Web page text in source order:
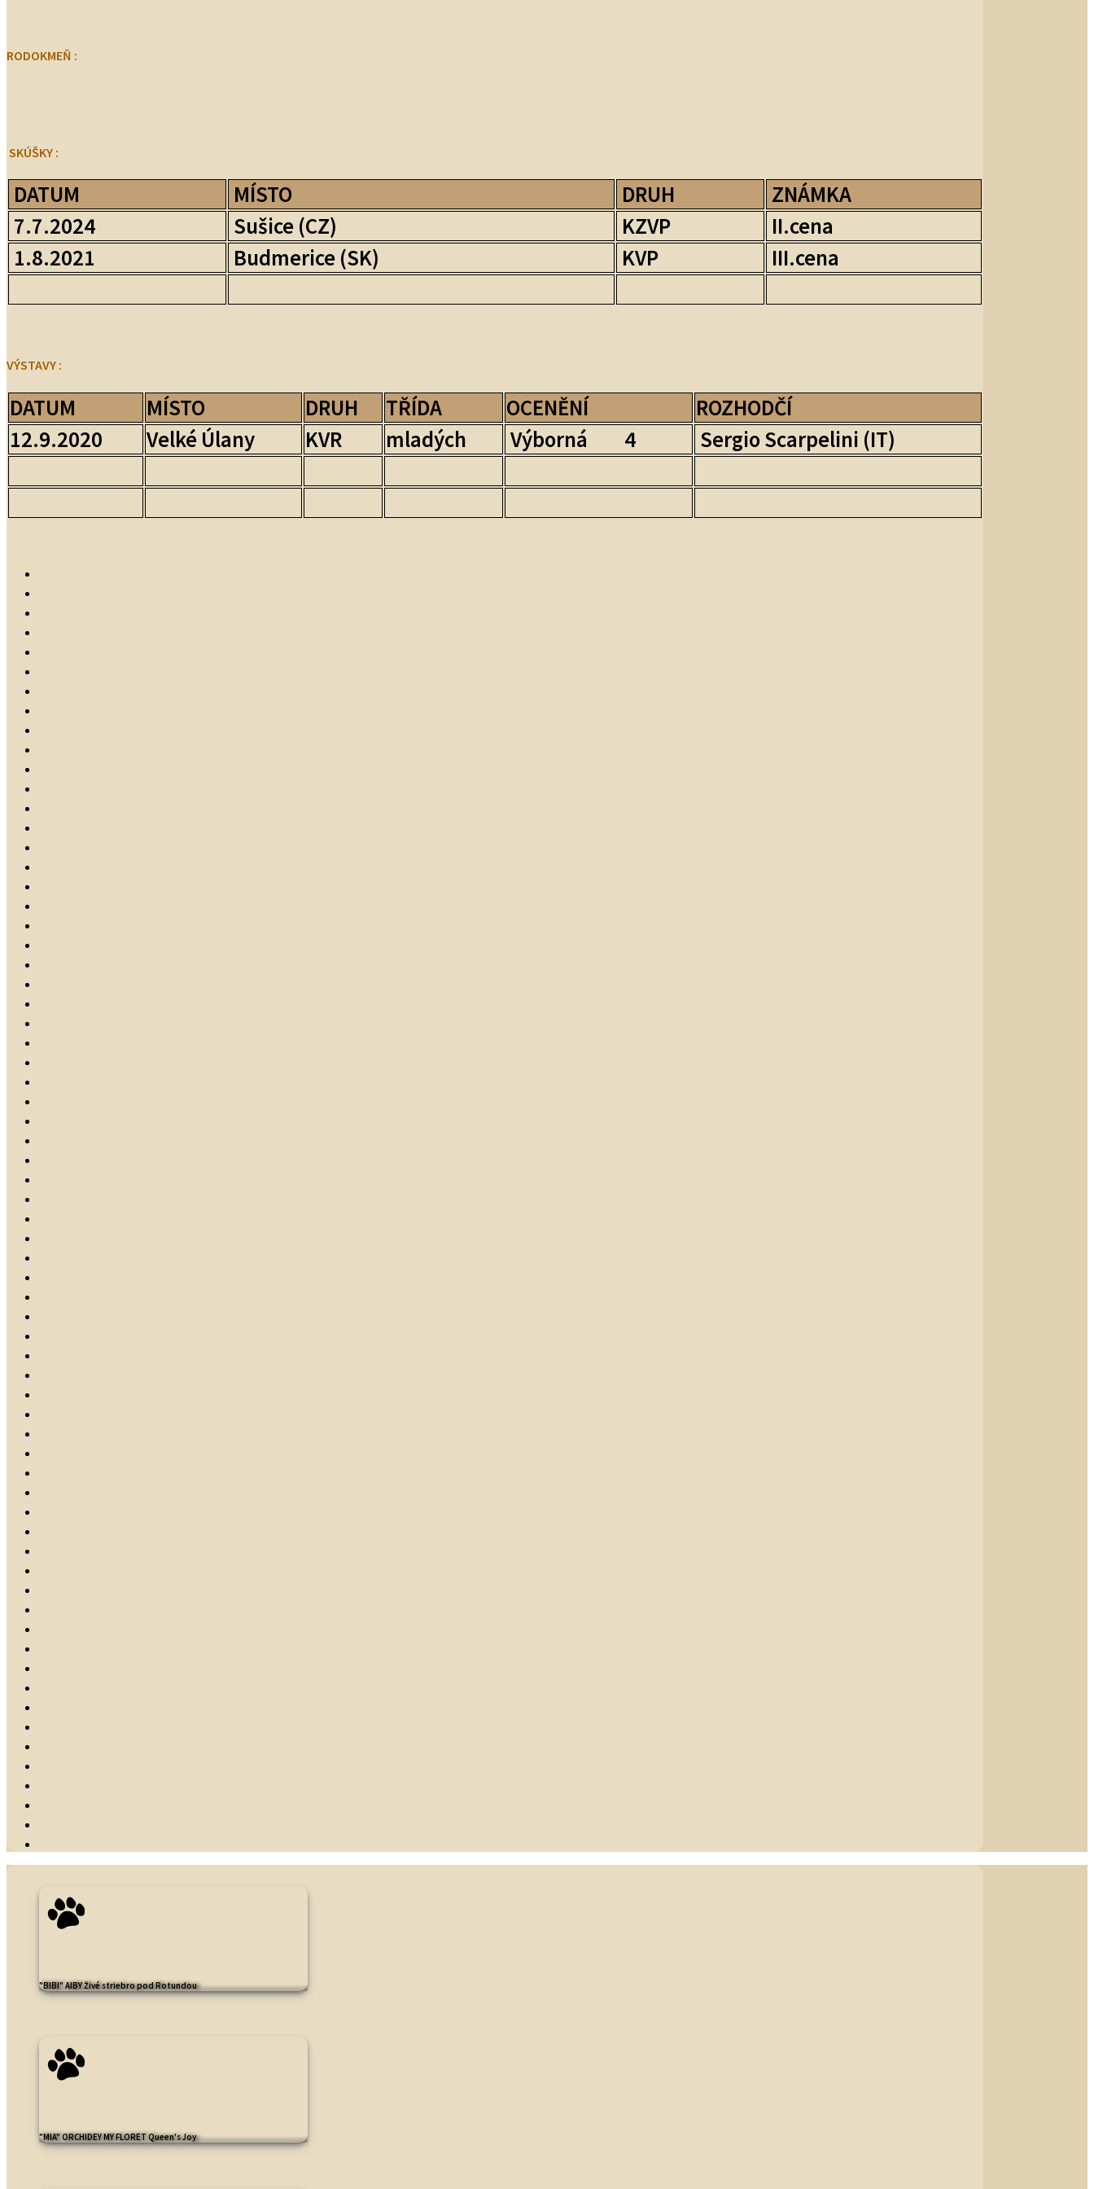
RODOKMEŇ :
SKÚŠKY :
DATUM MÍSTO DRUH
ZNÁMKA
7.7.2024
Sušice (CZ) KZVP
II.cena
1.8.2021
Budmerice (SK) KVP III.cena
VÝSTAVY :
DATUM MÍSTO DRUH TŘÍDA OCENĚNÍ
ROZHODČÍ
12.9.2020
Velké Úlany KVR mladých Výborná 4 Sergio Scarpelini (IT)
"BIBI" AIBY Živé striebro pod Rotundou
"MIA" ORCHIDEY MY FLORET Queen's Joy